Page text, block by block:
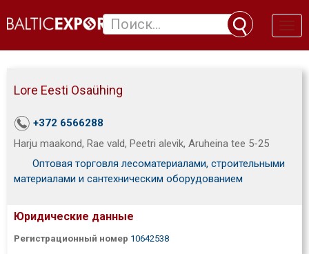
Lore Eesti Osaühing
+372 6566288
Harju maakond, Rae vald, Peetri alevik, Aruheina tee 5-25
Оптовая торговля лесоматериалами, строительными
материалами и сантехническим оборудованием
Юридические данные
Регистрационный номер 10642538